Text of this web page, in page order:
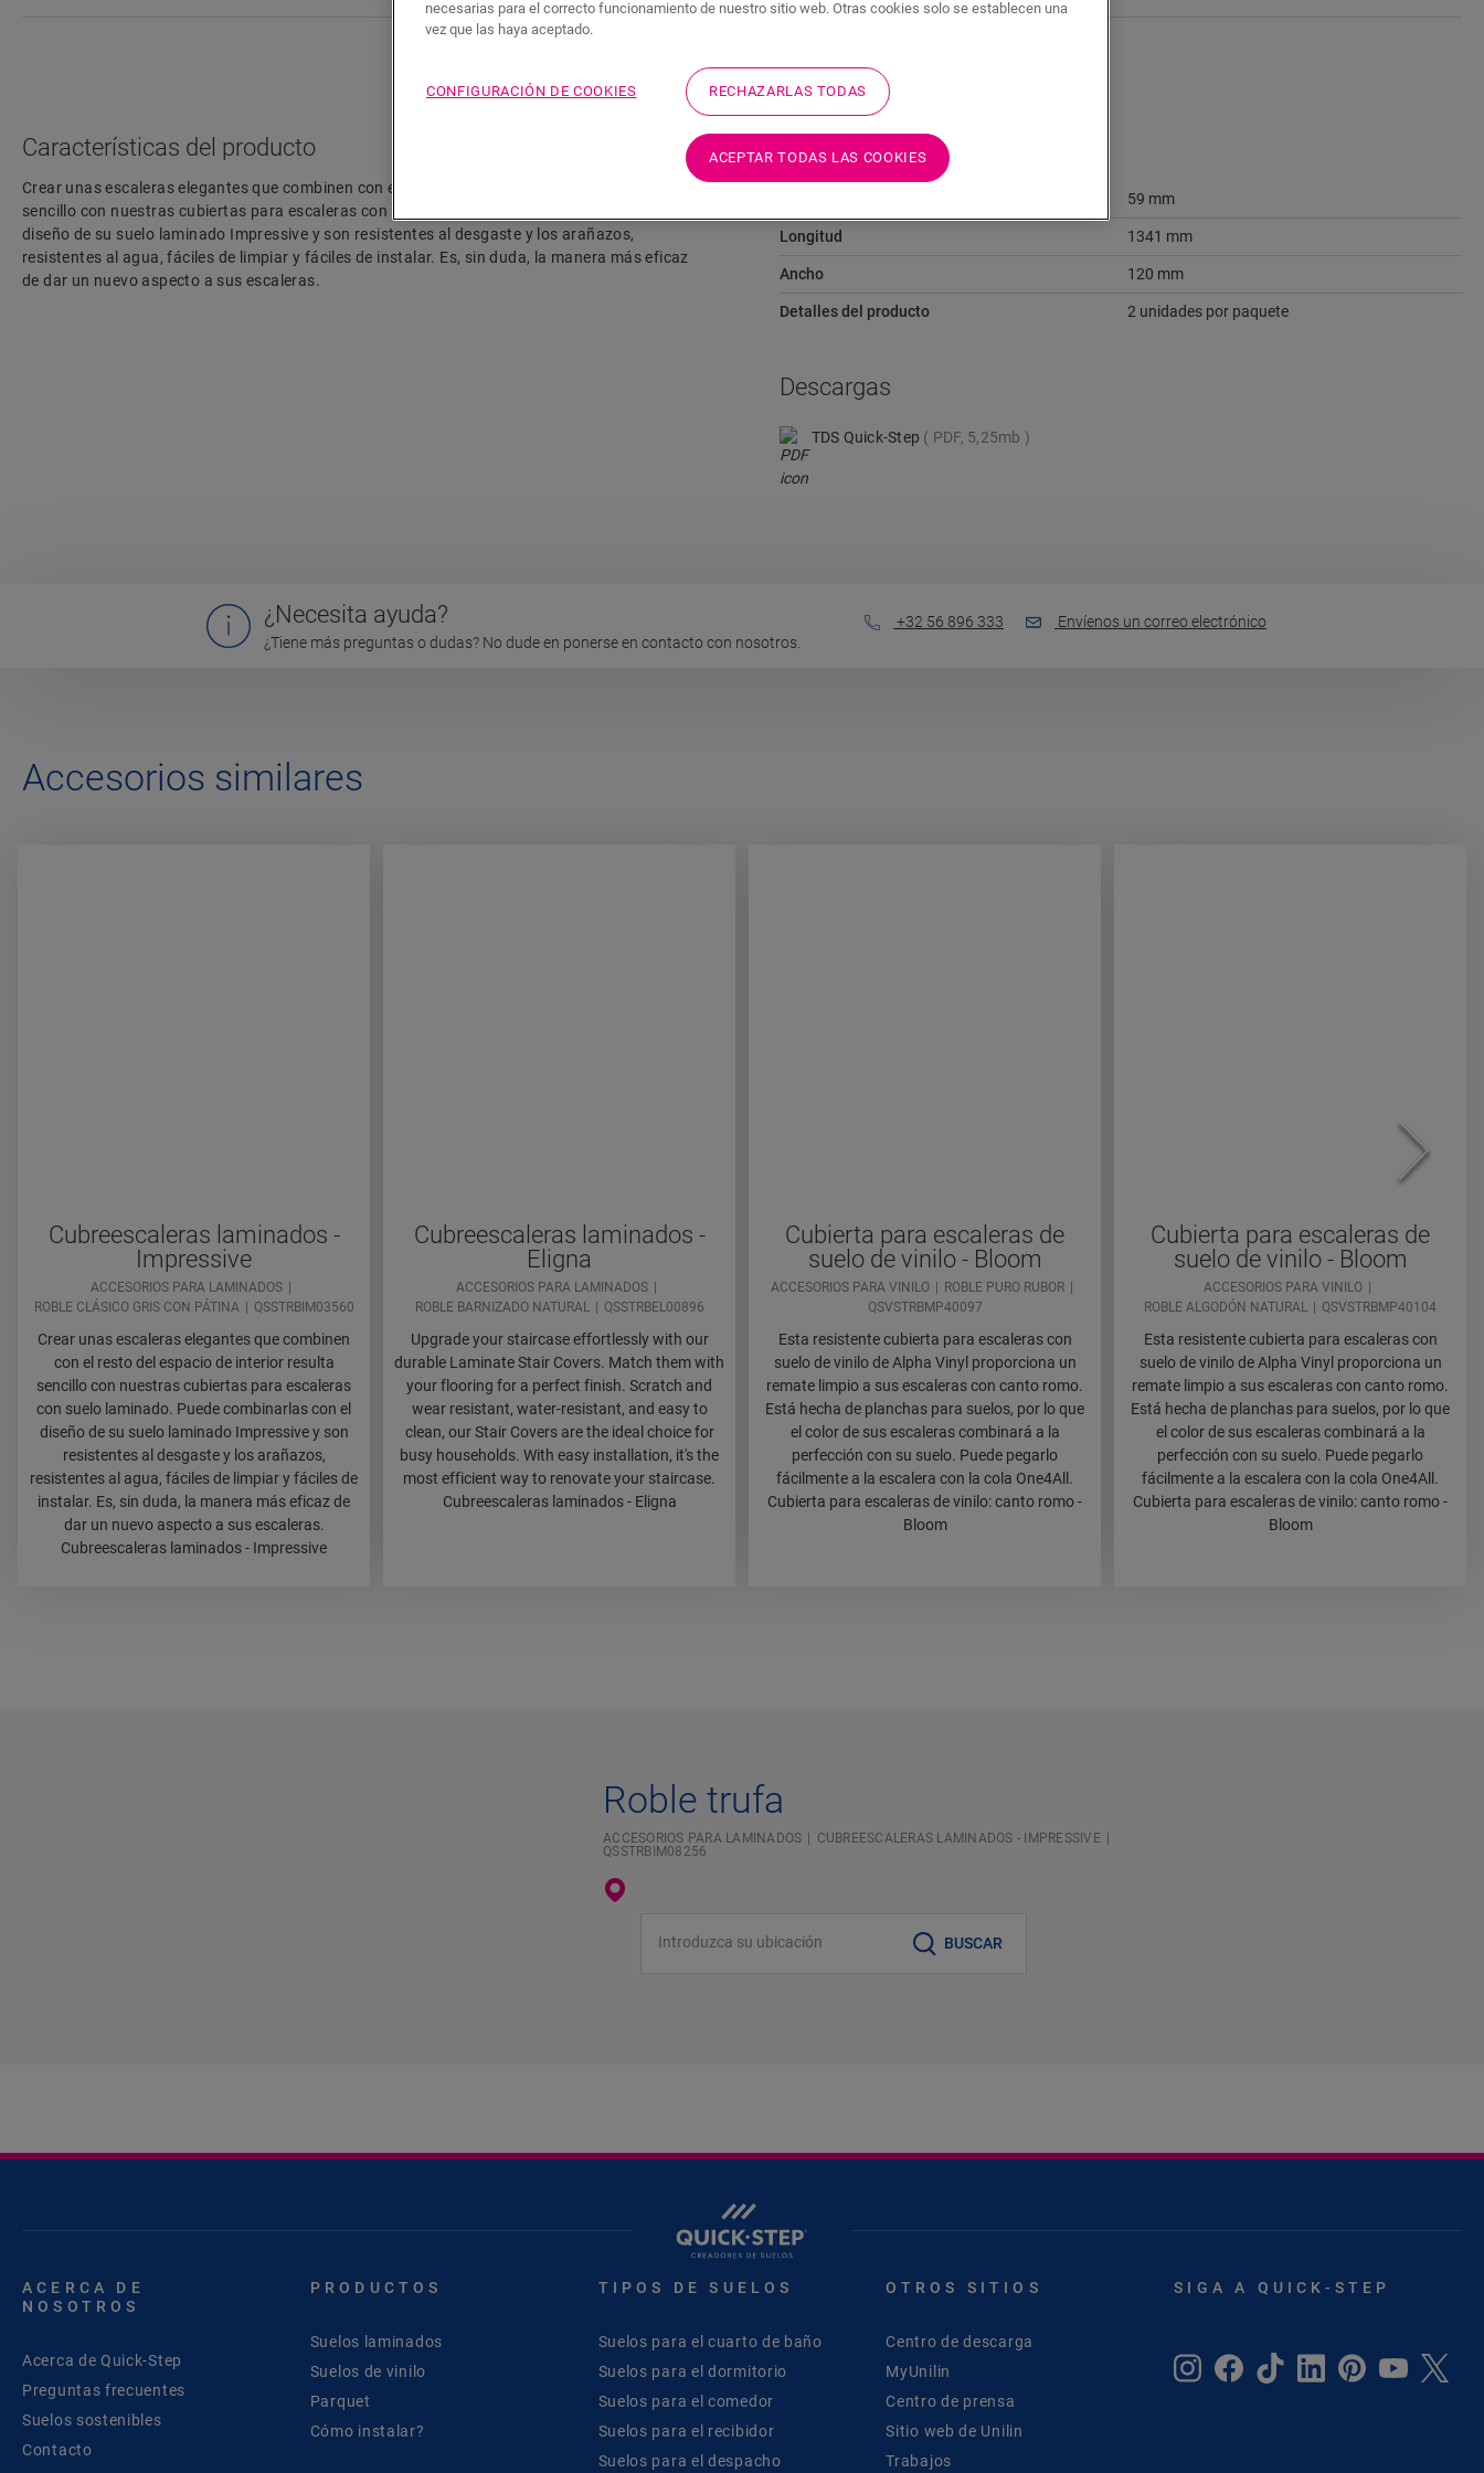
Acceso rápido a Descargas
Características del producto
Crear unas escaleras elegantes que combinen con el resto del espacio de interior resulta
sencillo con nuestras cubiertas para escaleras con suelo laminado. Puede combinarlas con el
diseño de su suelo laminado Impressive y son resistentes al desgaste y los arañazos,
resistentes al agua, fáciles de limpiar y fáciles de instalar. Es, sin duda, la manera más eficaz
de dar un nuevo aspecto a sus escaleras.
Dimensiones
59 mm
Longitud 1341 mm
Ancho 120 mm
Detalles del producto 2 unidades por paquete
Descargas
TDS Quick-Step PDF, 5,25mb
¿Necesita ayuda?
¿Tiene más preguntas o dudas? No dude en ponerse en contacto con nosotros.
+32 56 896 333 Envíenos un correo electrónico
Accesorios similares
Cubreescaleras laminados -
Impressive
ACCESORIOS PARA LAMINADOS
ROBLE CLÁSICO GRIS CON PÁTINA
QSSTRBIM03560
Crear unas escaleras elegantes que combinen
con el resto del espacio de interior resulta
sencillo con nuestras cubiertas para escaleras
con suelo laminado. Puede combinarlas con el
diseño de su suelo laminado Impressive y son
resistentes al desgaste y los arañazos,
resistentes al agua, fáciles de limpiar y fáciles de
instalar. Es, sin duda, la manera más eficaz de
dar un nuevo aspecto a sus escaleras.
Cubreescaleras laminados - Impressive
Cubreescaleras laminados -
Eligna
ACCESORIOS PARA LAMINADOS
ROBLE BARNIZADO NATURAL
QSSTRBEL00896
Upgrade your staircase effortlessly with our
durable Laminate Stair Covers. Match them with
your flooring for a perfect finish. Scratch and
wear resistant, water-resistant, and easy to
clean, our Stair Covers are the ideal choice for
busy households. With easy installation, it's the
most efficient way to renovate your staircase.
Cubreescaleras laminados - Eligna
Cubierta para escaleras de
suelo de vinilo - Bloom
ACCESORIOS PARA VINILO
ROBLE PURO RUBOR
QSVSTRBMP40097
Esta resistente cubierta para escaleras con
suelo de vinilo de Alpha Vinyl proporciona un
remate limpio a sus escaleras con canto romo.
Está hecha de planchas para suelos, por lo que
el color de sus escaleras combinará a la
perfección con su suelo. Puede pegarlo
fácilmente a la escalera con la cola One4All.
Cubierta para escaleras de vinilo: canto romo -
Bloom
Cubierta para escaleras de
suelo de vinilo - Bloom
ACCESORIOS PARA VINILO
ROBLE ALGODÓN NATURAL
QSVSTRBMP40104
Esta resistente cubierta para escaleras con
suelo de vinilo de Alpha Vinyl proporciona un
remate limpio a sus escaleras con canto romo.
Está hecha de planchas para suelos, por lo que
el color de sus escaleras combinará a la
perfección con su suelo. Puede pegarlo
fácilmente a la escalera con la cola One4All.
Cubierta para escaleras de vinilo: canto romo -
Bloom
Roble trufa
ACCESORIOS PARA LAMINADOS
CUBREESCALERAS LAMINADOS - IMPRESSIVE
QSSTRBIM08256
BUSCAR
ACERCA DE
NOSOTROS
Acerca de Quick-Step
Preguntas frecuentes
Suelos sostenibles
Contacto
PRODUCTOS
Suelos laminados
Suelos de vinilo
Parquet
Cómo instalar?
TIPOS DE SUELOS
Suelos para el cuarto de baño
Suelos para el dormitorio
Suelos para el comedor
Suelos para el recibidor
Suelos para el despacho
OTROS SITIOS
Centro de descarga
MyUnilin
Centro de prensa
Sitio web de Unilin
Trabajos
SIGA A QUICK-STEP
necesarias para el correcto funcionamiento de nuestro sitio web. Otras cookies solo se establecen una
vez que las haya aceptado.
CONFIGURACIÓN DE COOKIES RECHAZARLAS TODAS
ACEPTAR TODAS LAS COOKIES